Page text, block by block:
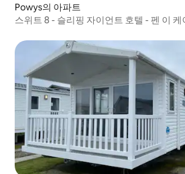
Powys의 아파트
스위트 8 - 슬리핑 자이언트 호텔 - 펜 이 케